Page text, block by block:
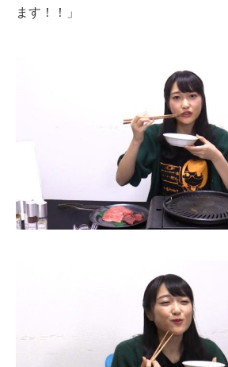
ます！！」